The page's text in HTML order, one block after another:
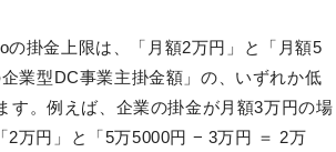
の掛金上限は、「月額2万円」と「月額5
業型DC事業主掛金額」の、いずれか低
す。例えば、企業の掛金が月額3万円の場
2万円」と「5万5000円 − 3万円 ＝ 2万